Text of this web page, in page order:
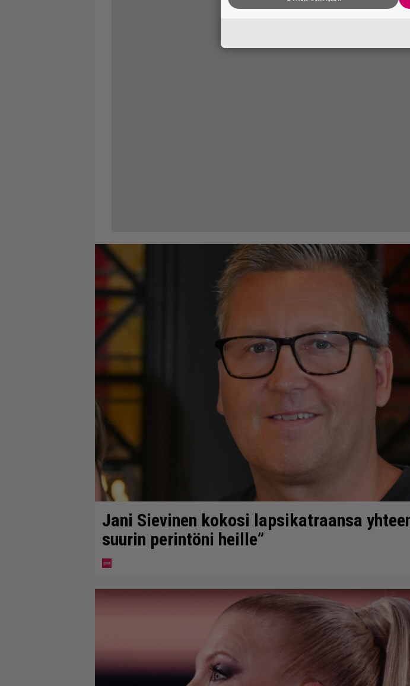
Jani Sievinen kokosi lapsikatraansa
suurin perintöni heille”